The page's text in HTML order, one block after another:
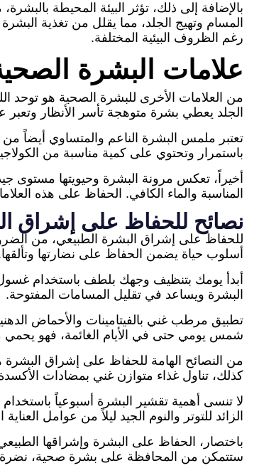
بالإضافة إلى ذلك، تؤثر البيئة المحيطة
المسام وتهيج الجلد، مما يقلل من تغذية
رغم الظروف البيئية المختلفة.
علامات البشرة
من العلامات الأخرى للبشرة الصحية هو توحد
الجلد يعطي بشرة متوهجة تأسر الأنظار وتعبر
تعتبر ملمس البشرة الناعم والمتساوي أيضاً
باستمرار وتحتوي على كمية مناسبة من
أخيراً، تعكس مرونة البشرة وحيويتها مستوى
المناسبة والماء الكافي. الحفاظ على هذه
نصائح للحفاظ على إشراق
للحفاظ على إشراق البشرة الطبيعي، من
أسلوب حياة يضمن الحفاظ على نضارتها
أبدأ يومك بتنظيف وجهك بلطف باستخدام
البشرة ويساعد في تقليل المسامات المفتوحة.
تطبيق مرطب غني بالفيتامينات والأحماض
شمس يومي حتى في الأيام الغائمة، فهو
من النصائح الهامة للحفاظ على إشراق
كذلك، تناول غذاء متوازن غني بمضادات
لا تنسى أهمية تقشير البشرة أسبوعياً
الزائد للتوتر والنوم الجيد ليلاً من عوامل
باختصار، الحفاظ على البشرة وإشراقها الطبيعي
ستتمكن من المحافظة على بشرة صحية،